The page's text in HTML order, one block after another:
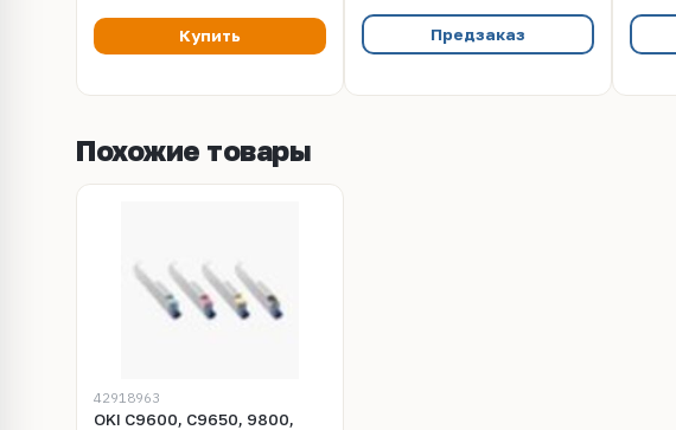
Купить Предзаказ
Похожие товары
42918963
OKI C9600, C9650, 9800,